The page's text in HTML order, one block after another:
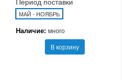
МАЙ - НОЯБРЬ
Наличие: много
В корзину